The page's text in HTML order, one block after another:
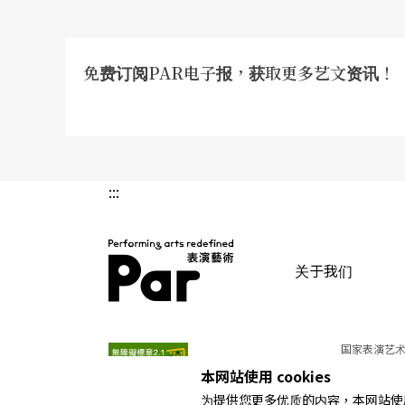
免费订阅PAR电子报，获取更多艺文资讯！
:::
关于我们
国家表演艺
本网站使用 cookies
为提供您更多优质的内容，本网站